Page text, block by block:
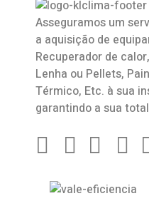
Asseguramos um
a aquisição de
Recuperador de calor,
Lenha ou Pellets,
Térmico, Etc. à sua
garantindo a sua